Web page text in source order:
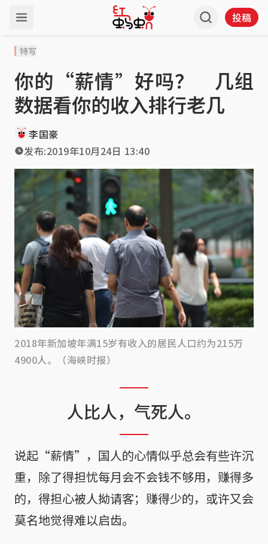
投稿
特写
你的“薪情”好吗？ 几组
数据看你的收入排行老几
李国豪
发布:2019年10月24日 13:40
2018年新加坡年满15岁有收入的居民人口约为215万
4900人。（海峡时报）
人比人，气死人。
说起“薪情”，国人的心情似乎总会有些许沉
重，除了得担忧每月会不会钱不够用，赚得多
的，得担心被人拗请客；赚得少的，或许又会
莫名地觉得难以启齿。